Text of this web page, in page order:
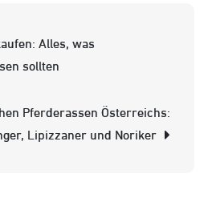
Alles, was
sollten
Pferderassen Österreichs:
Lipizzaner und Noriker